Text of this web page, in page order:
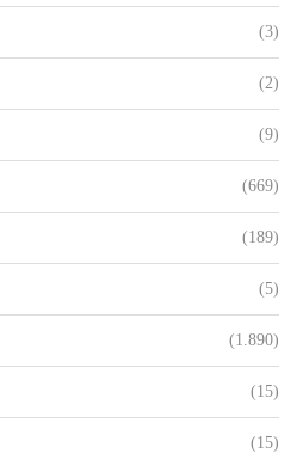
(3)
(2)
(9)
(669)
(189)
(5)
(1.890)
(15)
(15)